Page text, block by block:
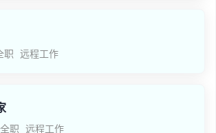
职 远程工作
职 远程工作